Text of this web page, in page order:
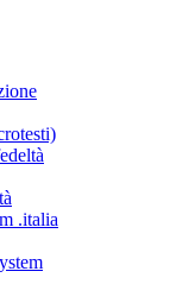
.italia